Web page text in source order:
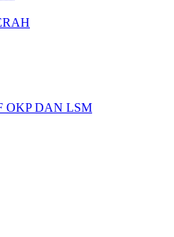
OKP DAN LSM